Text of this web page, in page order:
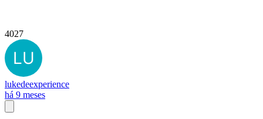
4027
lukedeexperience
há 9 meses